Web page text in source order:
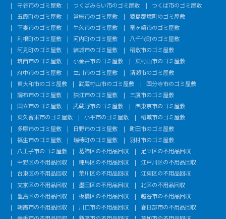
守谷市のゴミ屋敷
つくばみらい市のゴミ屋敷
つくば市のゴミ屋敷
五霞町のゴミ屋敷
常総市のゴミ屋敷
猿島郡境町のゴミ屋敷
下妻市のゴミ屋敷
牛久市のゴミ屋敷
竜ヶ崎市のゴミ屋敷
利根町のゴミ屋敷
河内町のゴミ屋敷
八千代町のゴミ屋敷
阿見町のゴミ屋敷
結城市のゴミ屋敷
稲敷市のゴミ屋敷
筑西市のゴミ屋敷
小金井市のゴミ屋敷
東村山市のゴミ屋敷
府中市のゴミ屋敷
立川市のゴミ屋敷
清瀬市のゴミ屋敷
東大和市のゴミ屋敷
武蔵村山市のゴミ屋敷
国分寺市のゴミ屋敷
調布市のゴミ屋敷
狛江市のゴミ屋敷
三鷹市のゴミ屋敷
国立市のゴミ屋敷
武蔵野市のゴミ屋敷
西東京市のゴミ屋敷
東久留米市のゴミ屋敷
小平市のゴミ屋敷
稲城市のゴミ屋敷
多摩市のゴミ屋敷
日野市のゴミ屋敷
町田市のゴミ屋敷
福生市のゴミ屋敷
瑞穂町のゴミ屋敷
羽村市のゴミ屋敷
八王子市のゴミ屋敷
葛飾区の不用品回収
足立区の不用品回収
中野区の不用品回収
練馬区の不用品回収
江戸川区の不用品回収
台東区の不用品回収
荒川区の不用品回収
江東区の不用品回収
文京区の不用品回収
墨田区の不用品回収
北区の不用品回収
豊島区の不用品回収
板橋区の不用品回収
越谷市の不用品回収
朝霞市の不用品回収
川口市の不用品回収
春日部市の不用品回収